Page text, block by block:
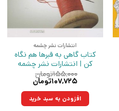
انتشارات نشر چشمه
کتاب گاهی به قبرها هم نگاه
کن | انتشارات نشر چشمه
۱۵۵,۰۰۰تومان
قیمت
۱۵۵,۰۰۰تومان
بود.
۱۰۷,۷۲۵تومان
۱۰۷,۷۲۵تومان.افزودن به سبد خرید